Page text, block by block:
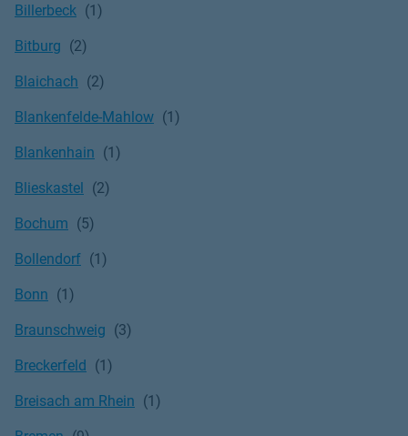
Billerbeck
Bitburg
Blaichach
Blankenfelde-Mahlow
Blankenhain
Blieskastel
Bochum
Bollendorf
Bonn
Braunschweig
Breckerfeld
Breisach am Rhein